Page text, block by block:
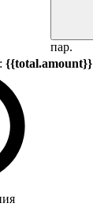
пар.
{{total.amount}}